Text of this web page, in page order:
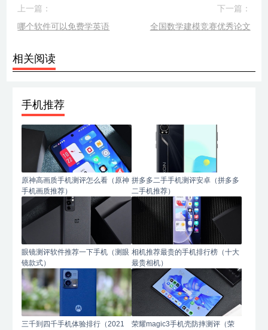
上一篇：
哪个软件可以免费学英语
下一篇：
全国数学建模竞赛优秀论文
相关阅读
手机推荐
原神高画质手机测评怎么看（原神
手机画质推荐）
拼多多二手手机测评安卓（拼多多
二手机推荐）
眼镜测评软件推荐一下手机（测眼
镜款式）
相机推荐最贵的手机排行榜（十大
最贵相机）
三千到四千手机体验排行（2021
荣耀magic3手机壳防摔测评（荣